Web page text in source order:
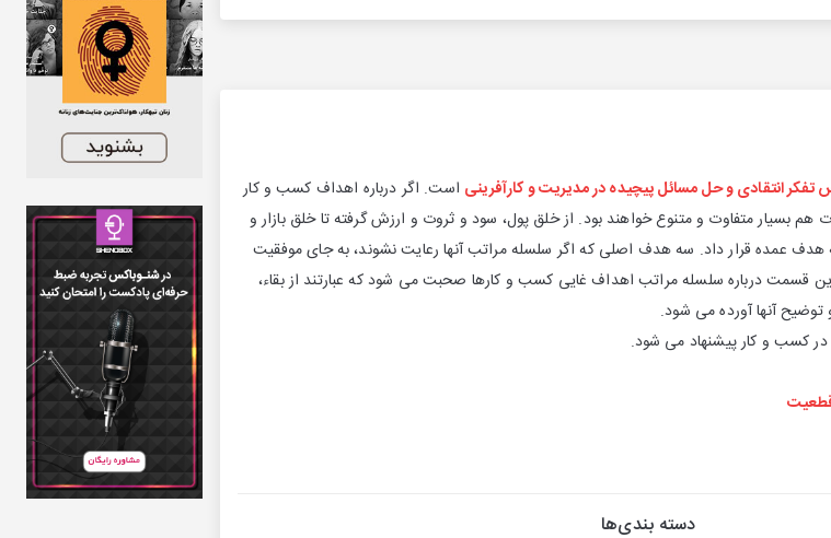
تفکر انتقادی و حل مسائل پیچیده در مدیریت و کارآفرینی است. اگر درباره اهداف کسب و کار
بسیار متفاوت و متنوع خواهند بود. از خلق پول، سود و ثروت و ارزش گرفته تا خلق بازار و
هدف عمده قرار داد. سه هدف اصلی که اگر سلسله مراتب آنها رعایت نشوند، به جای موفقیت
قسمت درباره سلسله مراتب اهداف غایی کسب و کارها صحبت می شود که عبارتند از بقاء،
آنها آورده می شود.
در کسب و کار پیشنهاد می شود.
دسته بندی‌ها